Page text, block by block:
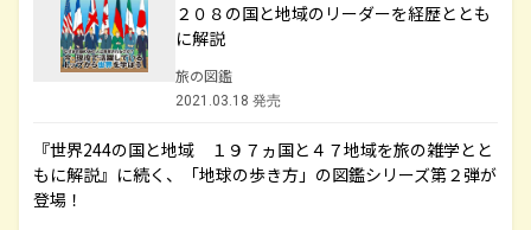
２０８の国と地域のリーダーを経歴ととも
に解説
旅の図鑑
2021.03.18 発売
『世界244の国と地域 １９７ヵ国と４７地域を旅の雑学とと
もに解説』に続く、「地球の歩き方」の図鑑シリーズ第２弾が
登場！